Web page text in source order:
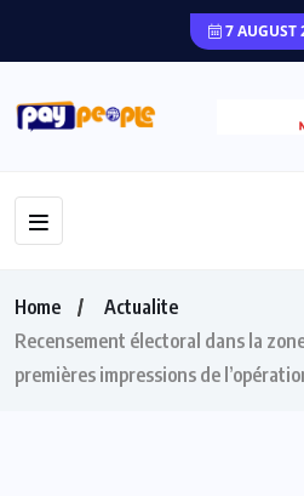
7 AUGUST
Home
Actualite
Recensement électoral dans la
premières impressions de